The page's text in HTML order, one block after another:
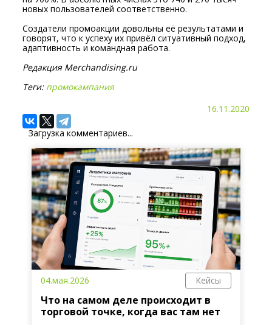
новых пользователей соответственно.
Создатели промоакции довольны её результатами и
говорят, что к успеху их привёл ситуативный подход,
адаптивность и командная работа.
Редакция Merchandising.ru
Теги: промокампания
16.11.2020
Загрузка комментариев...
04.мая.2026 Кейсы
Что на самом деле происходит в
торговой точке, когда вас там нет